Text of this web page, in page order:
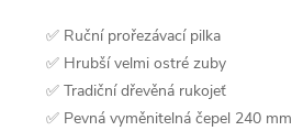
✅ Ruční prořezávací pilka
✅ Hrubší velmi ostré zuby
✅ Tradiční dřevěná rukojeť
✅ Pevná vyměnitelná čepel 240 mm